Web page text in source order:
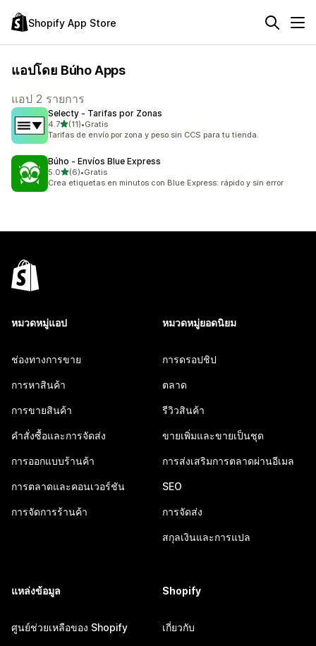
Shopify App Store
แอปโดย Búho Apps
แอป 2 รายการ
Selecty ‑ Tarifas por Zonas
4.7เต็ม 5 ดาว
(11)
ทั้งหมด 11 รีวิว
•Gratis
Tarifas de envío por zona y peso sin CCS para tu tienda.
Búho ‑ Envíos Blue Express
5.0เต็ม 5 ดาว
(6)
ทั้งหมด 6 รีวิว
•Gratis
Crea etiquetas en minutos con Blue Express: rápido y sin error
หมวดหมู่แอป
ช่องทางการขาย
การหาสินค้า
การขายสินค้า
คำสั่งซื้อและการจัดส่ง
การออกแบบร้านค้า
การตลาดและคอนเวอร์ชัน
การจัดการร้านค้า
หมวดหมู่ยอดนิยม
การดรอปชิป
ตลาด
รีวิวสินค้า
ขายเพิ่มและขายเป็นชุด
การส่งเสริมการตลาดผ่านอีเมล
SEO
การจัดส่ง
สกุลเงินและการแปล
แหล่งข้อมูล
ศูนย์ช่วยเหลือของ Shopify
Shopify
เกี่ยวกับ